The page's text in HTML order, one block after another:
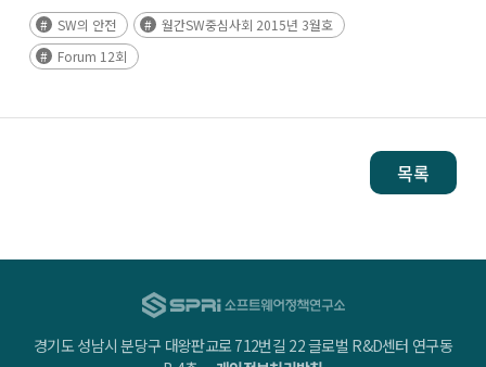
SW의 안전
월간SW중심사회 2015년 3월호
Forum 12회
목록
경기도 성남시 분당구 대왕판교로 712번길 22 글로벌 R&D센터 연구동